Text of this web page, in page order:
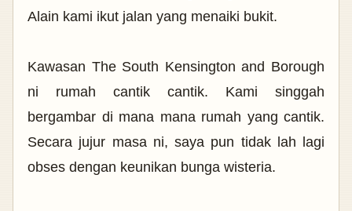
Alain kami ikut jalan yang menaiki bukit.
Kawasan The South Kensington and Borough
ni rumah cantik cantik. Kami singgah
bergambar di mana mana rumah yang cantik.
Secara jujur masa ni, saya pun tidak lah lagi
obses dengan keunikan bunga wisteria.